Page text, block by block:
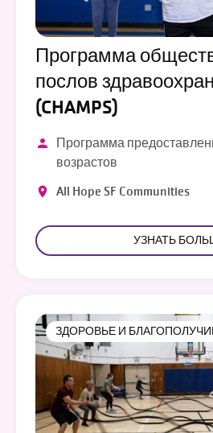
Программа
послов
(CHAMPS)
Программа
возрастов
All Hope SF Communities
УЗНАТЬ
ЗДОРОВЬЕ И